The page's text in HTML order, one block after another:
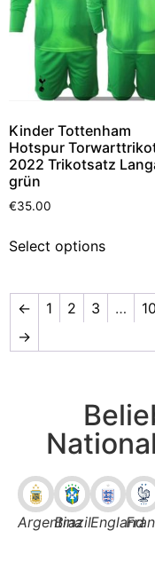
Kinder Tottenham
Hotspur
2022 Trikotsatz
grün
€35.00
Select options
← 1 2 3 …
→
Argentina
BrazilEngland